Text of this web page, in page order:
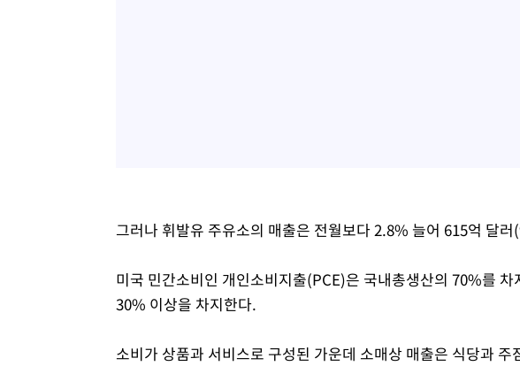
그러나 휘발유 주유소의 매출은 전월보다 2.8% 늘어 615억 달
미국 민간소비인 개인소비지출(PCE)은 국내총생산의 70%를
30% 이상을 차지한다.
소비가 상품과 서비스로 구성된 가운데 소매상 매출은 식당과